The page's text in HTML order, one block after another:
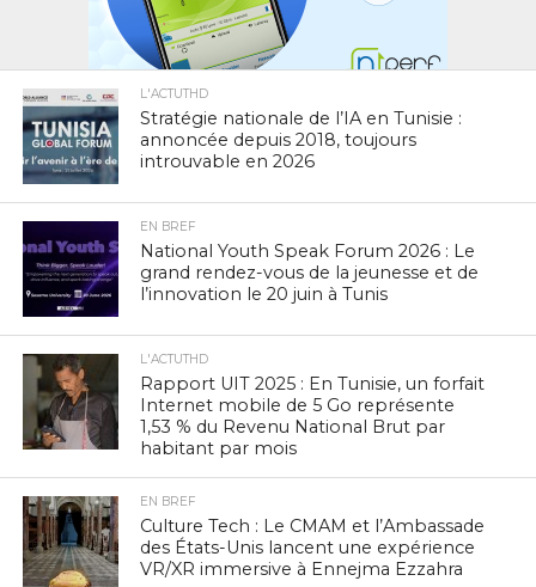
L'ACTUTHD
Stratégie nationale de l’IA en Tunisie :
annoncée depuis 2018, toujours
introuvable en 2026
EN BREF
National Youth Speak Forum 2026 : Le
grand rendez-vous de la jeunesse et de
l’innovation le 20 juin à Tunis
L'ACTUTHD
Rapport UIT 2025 : En Tunisie, un forfait
Internet mobile de 5 Go représente
1,53 % du Revenu National Brut par
habitant par mois
EN BREF
Culture Tech : Le CMAM et l’Ambassade
des États-Unis lancent une expérience
VR/XR immersive à Ennejma Ezzahra